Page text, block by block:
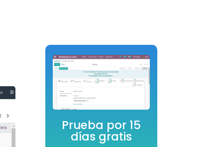
Prueba por 15
días gratis